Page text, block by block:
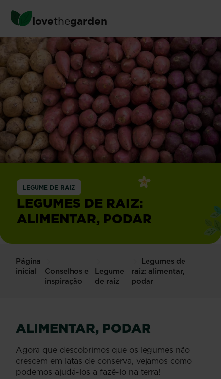
conteúdo
principallovethegarden
LEGUME DE RAIZ
LEGUMES DE RAIZ:
ALIMENTAR, PODAR
Página
inicial
Conselhos e
inspiração
Legume
de raiz
Legumes de
raiz: alimentar,
podar
ALIMENTAR, PODAR
Agora que descobrimos que os legumes não
crescem em latas de conserva, vejamos como
podemos ajudá-los a fazê-lo na terra!